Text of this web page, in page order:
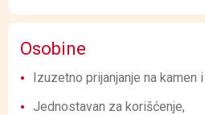
Osobine
Izuzetno prijanjanje na kamen
Jednostavan za korišćenje,